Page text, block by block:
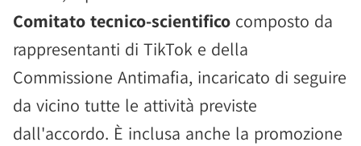
Comitato tecnico-scientifico composto da
rappresentanti di TikTok e della
Commissione Antimafia, incaricato di seguire
da vicino tutte le attività previste
dall'accordo. È inclusa anche la promozione